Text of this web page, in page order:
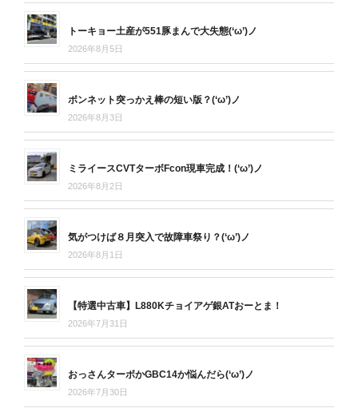
トーキョー土産が551豚まんで大失態(‘ω’)ノ
2026年8月5日
ボンネット突っかえ棒の短い版？(‘ω’)ノ
2026年8月3日
ミライースCVTターボFcon現車完成！(‘ω’)ノ
2026年8月2日
気がつけば８月突入で故障車祭り？(‘ω’)ノ
2026年8月1日
【特選中古車】L880Kチョイアゲ銀ATおーとま！
2026年7月31日
おっさんターボかGBC14か悩んだら(‘ω’)ノ
2026年7月30日